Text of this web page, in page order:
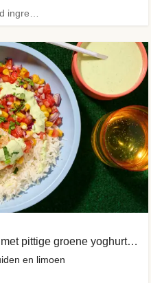
Hidde Brink's favo: Kabeljauw met pittige groene yoghurtsaus
en limoen